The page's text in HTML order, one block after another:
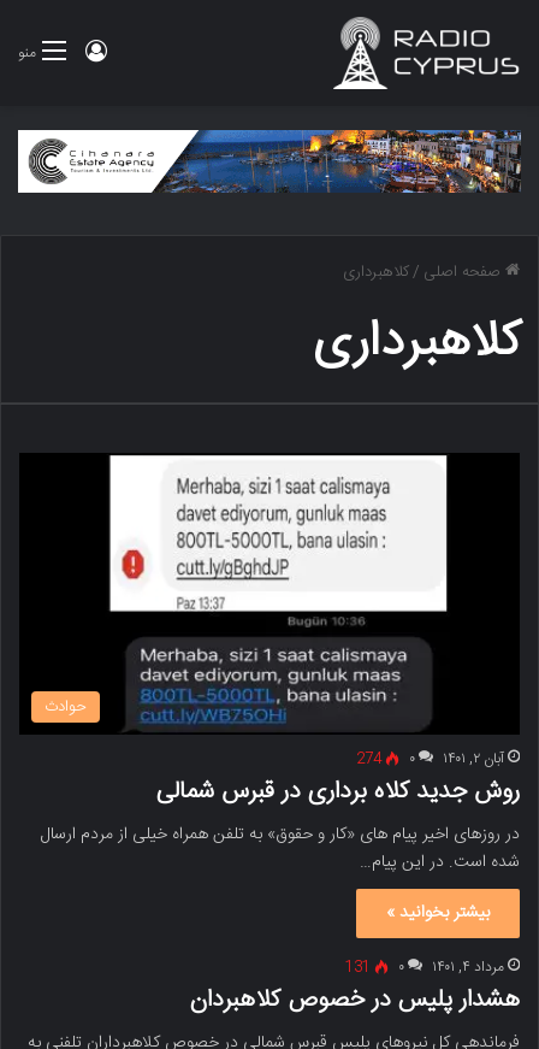
منو ورود
صفحه اصلی /کلاهبرداری
کلاهبرداری
حوادث
آبان ۲, ۱۴۰۱ ۰ 274
روش جدید کلاه برداری در قبرس شمالی
در روزهای اخیر پیام های «کار و حقوق» به تلفن همراه خیلی از مردم ارسال
شده است. در این پیام…
بیشتر بخوانید »
مرداد ۴, ۱۴۰۱ ۰ 131
هشدار پلیس در خصوص کلاهبردان